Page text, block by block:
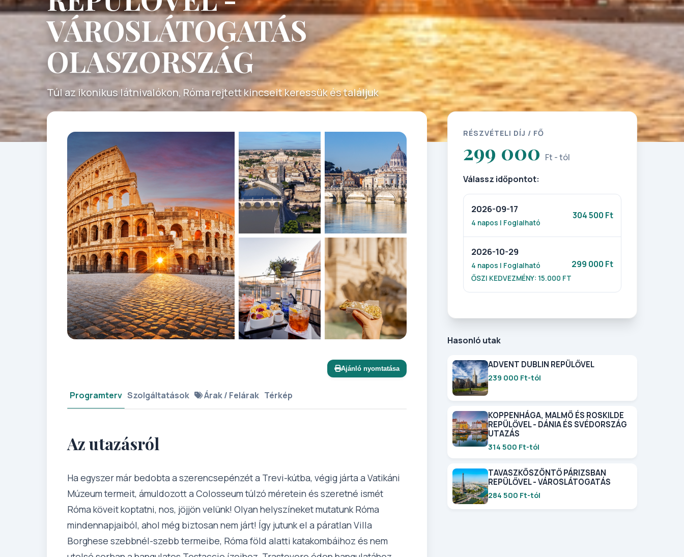
VÁROSLÁTOGATÁS
OLASZORSZÁG
Túl az ikonikus látnivalókon, Róma rejtett kincseit keressük és találjuk
Ajánló nyomtatása
Programterv Szolgáltatások Árak / Felárak Térkép
Az utazásról
Ha egyszer már bedobta a szerencsepénzét a Trevi-kútba, végig járta a Vatikáni
Múzeum termeit, ámuldozott a Colosseum túlzó méretein és szeretné ismét
Róma köveit koptatni, nos, jöjjön velünk! Olyan helyszíneket mutatunk Róma
mindennapjaiból, ahol még biztosan nem járt! Így jutunk el a páratlan Villa
Borghese szebbnél-szebb termeibe, Róma föld alatti katakombáihoz és nem
RÉSZVÉTELI DÍJ / FŐ
299 000 Ft - tól
Válassz időpontot:
2026-09-17
4 napos | Foglalható
304 500 Ft
2026-10-29
4 napos | Foglalható
ŐSZI KEDVEZMÉNY: 15.000 FT
299 000 Ft
Hasonló utak
ADVENT DUBLIN REPÜLŐVEL
239 000 Ft-tól
KOPPENHÁGA, MALMÖ ÉS ROSKILDE
REPÜLŐVEL - DÁNIA ÉS SVÉDORSZÁG
UTAZÁS
314 500 Ft-tól
TAVASZKÖSZÖNTŐ PÁRIZSBAN
REPÜLŐVEL - VÁROSLÁTOGATÁS
284 500 Ft-tól